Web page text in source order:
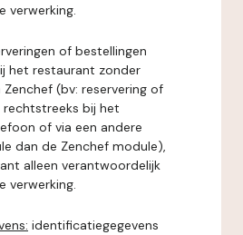
verwerking.
of bestellingen
het restaurant zonder
(bv: reservering of
bij het
of via een andere
dan de Zenchef module),
alleen verantwoordelijk
verwerking.
identificatiegegevens